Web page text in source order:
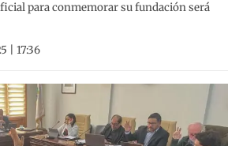
para conmemorar su fundación será
| 17:36